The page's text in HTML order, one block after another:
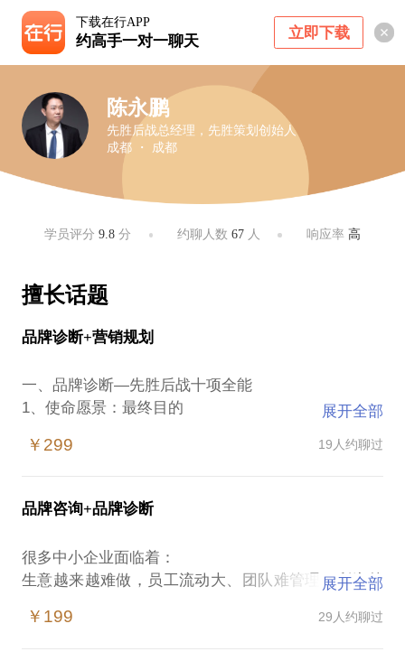
下载在行APP
约高手一对一聊天 立即下载
陈永鹏
先胜后战总经理，先胜策划创始人
成都 ・ 成都
学员评分9.8 分 约聊人数 67人 响应率 高
擅长话题
品牌诊断+营销规划
一、品牌诊断—先胜后战十项全能
1、使命愿景：最终目的
3、资源保障：支撑配称
5、客户定位：为谁服务
6、产品定位：如何服务
8、品牌定位：解决认知
9、传播定位：解决感知
10、营销定位：实现结果
展开全部
￥299 19人约聊过
品牌咨询+品牌诊断
很多中小企业面临着：
生意越来越难做，员工流动大、团队难管理，利润越
展开全部
￥199 29人约聊过